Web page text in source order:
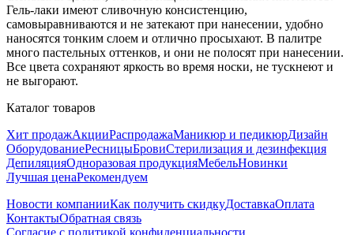
Гель-лаки имеют сливочную консистенцию,
самовыравниваются и не затекают при нанесении, удобно
наносятся тонким слоем и отлично просыхают. В палитре
много пастельных оттенков, и они не полосят при нанесении.
Все цвета сохраняют яркость во время носки, не тускнеют и
не выгорают.
Каталог товаров
Хит продажАкцииРаспродажаМаникюр и педикюрДизайн
ОборудованиеРесницыБровиСтерилизация и дезинфекция
ДепиляцияОдноразовая продукцияМебельНовинки
Лучшая ценаРекомендуем
Новости компанииКак получить скидкуДоставкаОплата
КонтактыОбратная связь
Согласие с политикой конфиденциальности